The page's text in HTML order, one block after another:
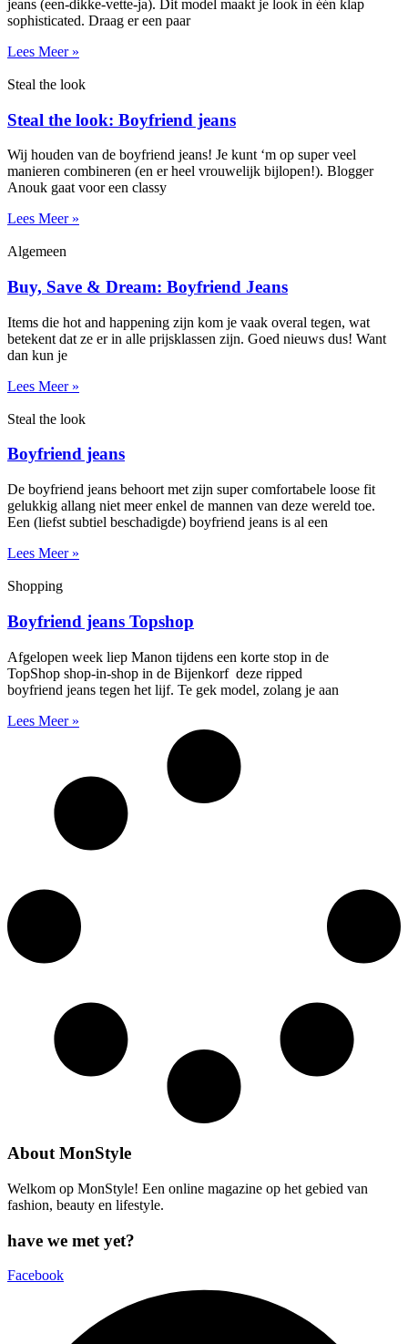
jeans (een-dikke-vette-ja). Dit model maakt je look in één klap
sophisticated. Draag er een paar
Lees Meer »
Steal the look
Steal the look: Boyfriend jeans
Wij houden van de boyfriend jeans! Je kunt ‘m op super veel
manieren combineren (en er heel vrouwelijk bijlopen!). Blogger
Anouk gaat voor een classy
Lees Meer »
Algemeen
Buy, Save & Dream: Boyfriend Jeans
Items die hot and happening zijn kom je vaak overal tegen, wat
betekent dat ze er in alle prijsklassen zijn. Goed nieuws dus! Want
dan kun je
Lees Meer »
Steal the look
Boyfriend jeans
De boyfriend jeans behoort met zijn super comfortabele loose fit
gelukkig allang niet meer enkel de mannen van deze wereld toe.
Een (liefst subtiel beschadigde) boyfriend jeans is al een
Lees Meer »
Shopping
Boyfriend jeans Topshop
Afgelopen week liep Manon tijdens een korte stop in de
TopShop shop-in-shop in de Bijenkorf deze ripped
boyfriend jeans tegen het lijf. Te gek model, zolang je aan
Lees Meer »
About MonStyle
Welkom op MonStyle! Een online magazine op het gebied van
fashion, beauty en lifestyle.
have we met yet?
Facebook